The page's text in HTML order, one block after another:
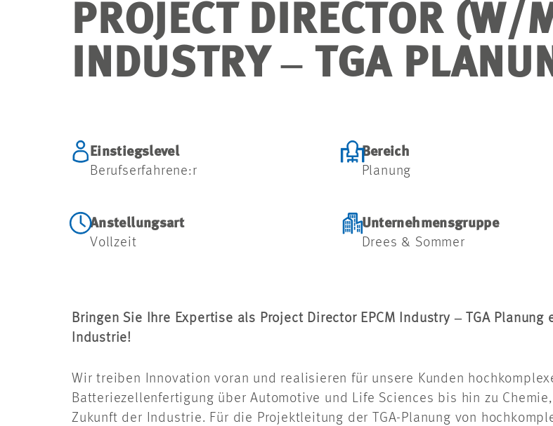
PROJECT DIRECTOR (W/
INDUSTRY ‒ TGA
Einstiegslevel
Berufserfahrene:r
Bereich
Planung
Anstellungsart
Vollzeit
Unternehmensgruppe
Drees & Sommer
Bringen Sie Ihre Expertise als Project Director EPCM Industry ‒ TGA
Industrie!
Wir treiben Innovation voran und realisieren für unsere Kunden
Batteriezellenfertigung über Automotive und Life Sciences bis hin zu
Zukunft der Industrie. Für die Projektleitung der TGA-Planung von